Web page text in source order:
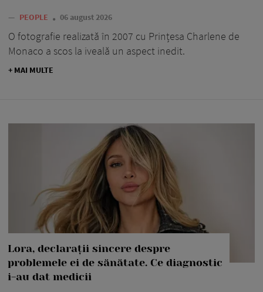
— PEOPLE 06 august 2026
O fotografie realizată în 2007 cu Prințesa Charlene de
Monaco a scos la iveală un aspect inedit.
+ MAI MULTE
Lora, declarații sincere despre
problemele ei de sănătate. Ce diagnostic
i-au dat medicii